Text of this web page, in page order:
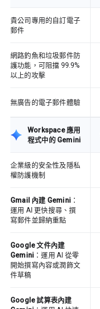
貴公司專用的自訂電子
郵件
網路釣魚和垃圾郵件防
護功能，可阻擋 99.9%
以上的攻擊
無廣告的電子郵件體驗
Workspace 應用
程式中的 Gemini
企業級的安全性及隱私
權防護機制
Gmail 內建 Gemini ：
運用 AI 更快搜尋、撰
寫郵件並歸納重點
Google 文件內建
Gemini ：運用 AI 從零
開始撰寫內容或潤飾文
件草稿
Google 試算表內建